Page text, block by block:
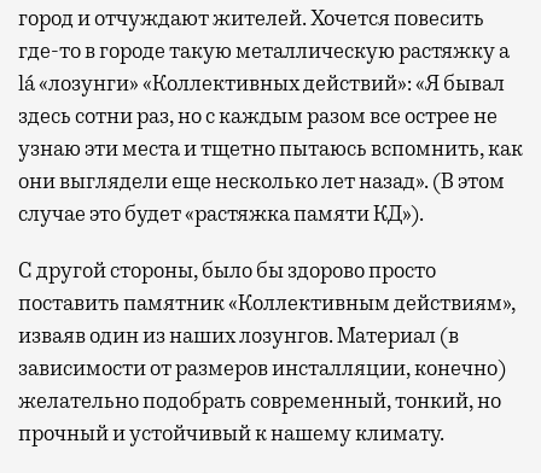
город и отчуждают жителей. Хочется повесить
где-то в городе такую металлическую растяжку a
lá «лозунги» «Коллективных действий»: «Я бывал
здесь сотни раз, но с каждым разом все острее не
узнаю эти места и тщетно пытаюсь вспомнить, как
они выглядели еще несколько лет назад». (В этом
случае это будет «растяжка памяти КД»).
С другой стороны, было бы здорово просто
поставить памятник «Коллективным действиям»,
изваяв один из наших лозунгов. Материал (в
зависимости от размеров инсталляции, конечно)
желательно подобрать современный, тонкий, но
прочный и устойчивый к нашему климату.